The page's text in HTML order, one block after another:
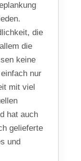
die
die
keine
nur
mit viel
hat auch
gelieferte
und